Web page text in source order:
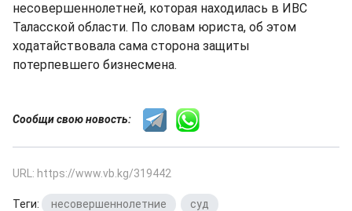
несовершеннолетней, которая находилась в ИВС
Таласской области. По словам юриста, об этом
ходатайствовала сама сторона защиты
потерпевшего бизнесмена.
Сообщи свою новость:
URL: https://www.vb.kg/319442
Теги: несовершеннолетние суд